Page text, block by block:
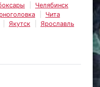
Челябинск
Чита
Якутск Ярославль